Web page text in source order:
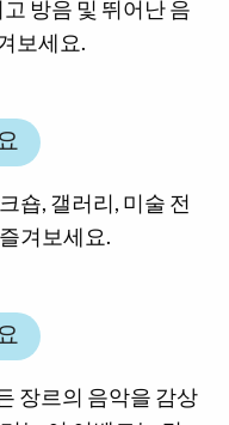
방음 및 뛰어난 음
보세요.
숍, 갤러리, 미술 전
겨보세요.
장르의 음악을 감상